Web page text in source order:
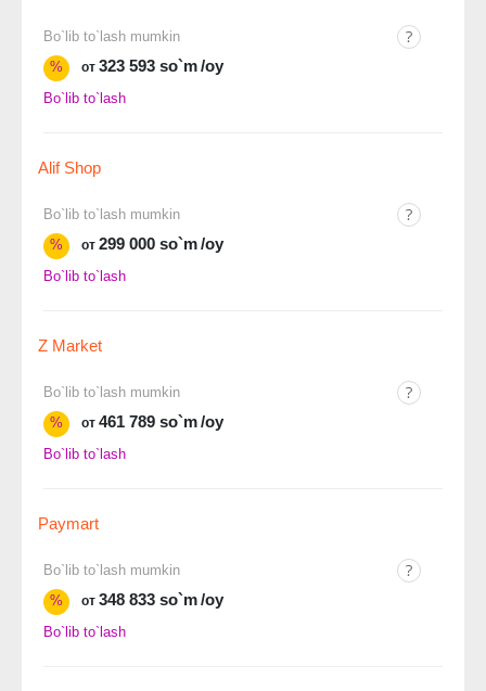
Bo`lib to`lash mumkin
%
от 323 593 so`m/oy
Bo`lib to`lash
Alif Shop
Bo`lib to`lash mumkin
%
от 299 000 so`m/oy
Bo`lib to`lash
Z Market
Bo`lib to`lash mumkin
%
от 461 789 so`m/oy
Bo`lib to`lash
Paymart
Bo`lib to`lash mumkin
%
от 348 833 so`m/oy
Bo`lib to`lash